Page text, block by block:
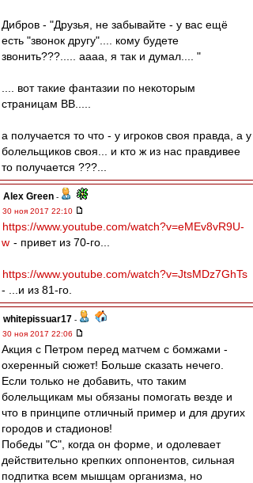
Дибров - "Друзья, не забывайте - у вас ещё
есть "звонок другу".... кому будете
звонить???..... аааа, я так и думал.... "
.... вот такие фантазии по некоторым
страницам ВВ.....
а получается то что - у игроков своя правда, а у
болельщиков своя... и кто ж из нас правдивее
то получается ???...
Alex Green -
30 ноя 2017 22:10
https://www.youtube.com/watch?v=eMEv8vR9U-
w - привет из 70-го...
https://www.youtube.com/watch?v=JtsMDz7GhTs
- ...и из 81-го.
whitepissuar17 -
30 ноя 2017 22:06
Акция с Петром перед матчем с бомжами -
охеренный сюжет! Больше сказать нечего.
Если только не добавить, что таким
болельщикам мы обязаны помогать везде и
что в принципе отличный пример и для других
городов и стадионов!
Победы "С", когда он форме, и одолевает
действительно крепких оппонентов, сильная
подпитка всем мышцам организма, но